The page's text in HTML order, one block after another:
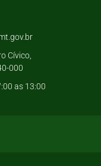
Cívico,
000
as 13:00